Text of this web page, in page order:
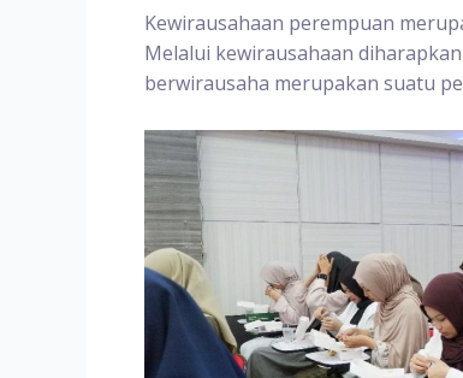
Kewirausahaan perempuan
Melalui kewirausahaan
berwirausaha merupakan suatu